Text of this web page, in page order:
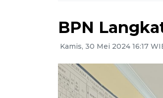
BPN
Kamis, 30 Mei 2024 16:17